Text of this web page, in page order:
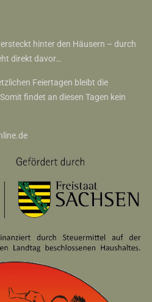
hinter den Häusern – durch
direkt davor…
Feiertagen bleibt die
findet an diesen Tagen kein